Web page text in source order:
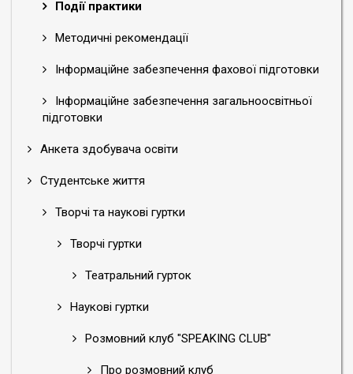
Події практики
Методичні рекомендації
Інформаційне забезпечення фахової підготовки
Інформаційне забезпечення загальноосвітньої
підготовки
Анкета здобувача освіти
Студентське життя
Творчі та наукові гуртки
Творчі гуртки
Театральний гурток
Наукові гуртки
Розмовний клуб "SPEAKING CLUB"
Про розмовний клуб